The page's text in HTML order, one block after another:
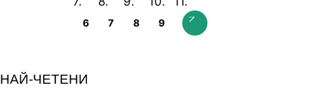
6 7 8 9
НАЙ-ЧЕТЕНИ